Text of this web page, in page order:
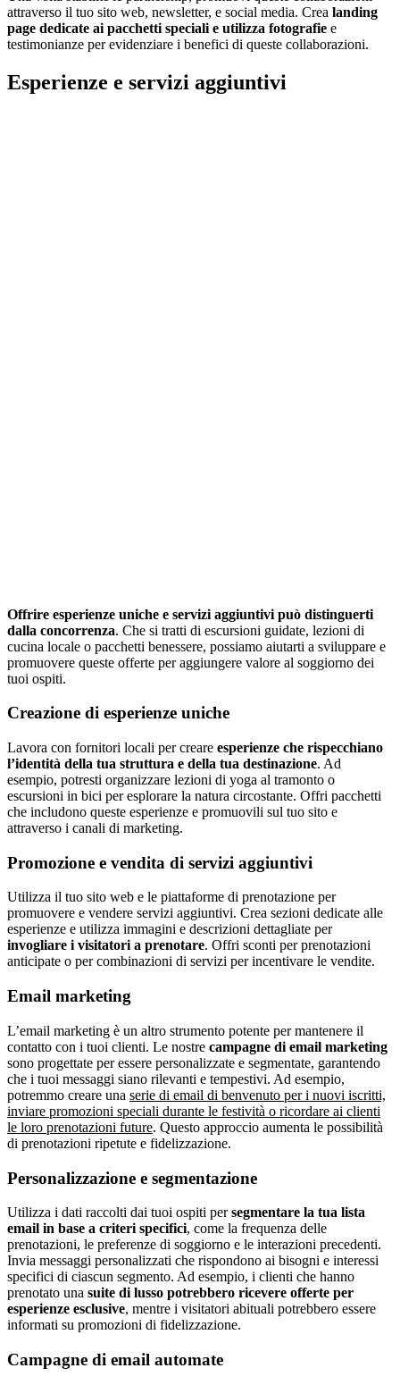
attraverso il tuo sito web, newsletter, e social media. Crea landing
page dedicate ai pacchetti speciali e utilizza fotografie e
testimonianze per evidenziare i benefici di queste collaborazioni.
Esperienze e servizi aggiuntivi
Offrire esperienze uniche e servizi aggiuntivi può distinguerti
dalla concorrenza. Che si tratti di escursioni guidate, lezioni di
cucina locale o pacchetti benessere, possiamo aiutarti a sviluppare e
promuovere queste offerte per aggiungere valore al soggiorno dei
tuoi ospiti.
Creazione di esperienze uniche
Lavora con fornitori locali per creare esperienze che rispecchiano
l’identità della tua struttura e della tua destinazione. Ad
esempio, potresti organizzare lezioni di yoga al tramonto o
escursioni in bici per esplorare la natura circostante. Offri pacchetti
che includono queste esperienze e promuovili sul tuo sito e
attraverso i canali di marketing.
Promozione e vendita di servizi aggiuntivi
Utilizza il tuo sito web e le piattaforme di prenotazione per
promuovere e vendere servizi aggiuntivi. Crea sezioni dedicate alle
esperienze e utilizza immagini e descrizioni dettagliate per
invogliare i visitatori a prenotare. Offri sconti per prenotazioni
anticipate o per combinazioni di servizi per incentivare le vendite.
Email marketing
L’email marketing è un altro strumento potente per mantenere il
contatto con i tuoi clienti. Le nostre campagne di email marketing
sono progettate per essere personalizzate e segmentate, garantendo
che i tuoi messaggi siano rilevanti e tempestivi. Ad esempio,
potremmo creare una serie di email di benvenuto per i nuovi iscritti,
inviare promozioni speciali durante le festività o ricordare ai clienti
le loro prenotazioni future. Questo approccio aumenta le possibilità
di prenotazioni ripetute e fidelizzazione.
Personalizzazione e segmentazione
Utilizza i dati raccolti dai tuoi ospiti persegmentare la tua lista
email in base a criteri specifici, come la frequenza delle
prenotazioni, le preferenze di soggiorno e le interazioni precedenti.
Invia messaggi personalizzati che rispondono ai bisogni e interessi
specifici di ciascun segmento. Ad esempio, i clienti che hanno
prenotato una suite di lusso potrebbero ricevere offerte per
esperienze esclusive, mentre i visitatori abituali potrebbero essere
informati su promozioni di fidelizzazione.
Campagne di email automate